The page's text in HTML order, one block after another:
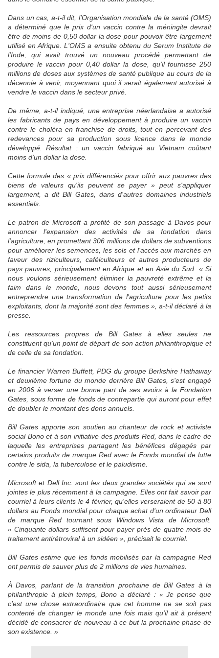
Dans un cas, a-t-il dit, l'Organisation mondiale de la santé (OMS)
a déterminé que le prix d'un vaccin contre la méningite devrait
être de moins de 0,50 dollar la dose pour pouvoir être largement
utilisé en Afrique. L'OMS a ensuite obtenu du Serum Institute de
l'Inde, qui avait trouvé un nouveau procédé permettant de
produire le vaccin pour 0,40 dollar la dose, qu'il fournisse 250
millions de doses aux systèmes de santé publique au cours de la
décennie à venir, moyennant quoi il serait également autorisé à
vendre le vaccin dans le secteur privé.
De même, a-t-il indiqué, une entreprise néerlandaise a autorisé
les fabricants de pays en développement à produire un vaccin
contre le choléra en franchise de droits, tout en percevant des
redevances pour sa production sous licence dans le monde
développé. Résultat : un vaccin fabriqué au Vietnam coûtant
moins d'un dollar la dose.
Cette formule des « prix différenciés pour offrir aux pauvres des
biens de valeurs qu'ils peuvent se payer » peut s'appliquer
largement, a dit Bill Gates, dans d'autres domaines industriels
essentiels.
Le patron de Microsoft a profité de son passage à Davos pour
annoncer l'expansion des activités de sa fondation dans
l'agriculture, en promettant 306 millions de dollars de subventions
pour améliorer les semences, les sols et l'accès aux marchés en
faveur des riziculteurs, caféiculteurs et autres producteurs de
pays pauvres, principalement en Afrique et en Asie du Sud. « Si
nous voulons sérieusement éliminer la pauvreté extrême et la
faim dans le monde, nous devons tout aussi sérieusement
entreprendre une transformation de l'agriculture pour les petits
exploitants, dont la majorité sont des femmes », a-t-il déclaré à la
presse.
Les ressources propres de Bill Gates à elles seules ne
constituent qu'un point de départ de son action philanthropique et
de celle de sa fondation.
Le financier Warren Buffett, PDG du groupe Berkshire Hathaway
et deuxième fortune du monde derrière Bill Gates, s'est engagé
en 2006 à verser une bonne part de ses avoirs à la Fondation
Gates, sous forme de fonds de contrepartie qui auront pour effet
de doubler le montant des dons annuels.
Bill Gates apporte son soutien au chanteur de rock et activiste
social Bono et à son initiative des produits Red, dans le cadre de
laquelle les entreprises partagent les bénéfices dégagés par
certains produits de marque Red avec le Fonds mondial de lutte
contre le sida, la tuberculose et le paludisme.
Microsoft et Dell Inc. sont les deux grandes sociétés qui se sont
jointes le plus récemment à la campagne. Elles ont fait savoir par
courriel à leurs clients le 4 février, qu'elles verseraient de 50 à 80
dollars au Fonds mondial pour chaque achat d'un ordinateur Dell
de marque Red tournant sous Windows Vista de Microsoft.
« Cinquante dollars suffisent pour payer près de quatre mois de
traitement antirétroviral à un sidéen », précisait le courriel.
Bill Gates estime que les fonds mobilisés par la campagne Red
ont permis de sauver plus de 2 millions de vies humaines.
À Davos, parlant de la transition prochaine de Bill Gates à la
philanthropie à plein temps, Bono a déclaré : « Je pense que
c'est une chose extraordinaire que cet homme ne se soit pas
contenté de changer le monde une fois mais qu'il ait à présent
décidé de consacrer de nouveau à ce but la prochaine phase de
son existence. »